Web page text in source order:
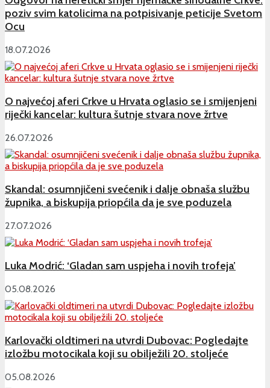
poziv svim katolicima na potpisivanje peticije Svetom
Ocu
18.07.2026
O najvećoj aferi Crkve u Hrvata oglasio se i smijenjeni
riječki kancelar: kultura šutnje stvara nove žrtve
26.07.2026
Skandal: osumnjičeni svećenik i dalje obnaša službu
župnika, a biskupija priopćila da je sve poduzela
27.07.2026
Luka Modrić: ‘Gladan sam uspjeha i novih trofeja’
05.08.2026
Karlovački oldtimeri na utvrdi Dubovac: Pogledajte
izložbu motocikala koji su obilježili 20. stoljeće
05.08.2026